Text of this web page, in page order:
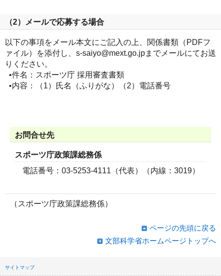
（2）メールで応募する場合
以下の事項をメール本文にご記入の上、関係書類（PDFフ
ァイル）を添付し、s-saiyo@mext.go.jpまでメールにてお送
りください。
•件名：スポーツ庁 採用審査書類
•内容：（1）氏名（ふりがな）（2）電話番号
お問合せ先
スポーツ庁政策課総務係
電話番号：03-5253-4111（代表）（内線：3019）
（スポーツ庁政策課総務係）
ページの先頭に戻る
文部科学省ホームページトップへ
サイトマップ